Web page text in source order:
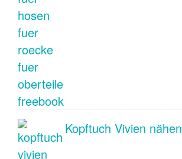
Kopftuch Vivien nähen